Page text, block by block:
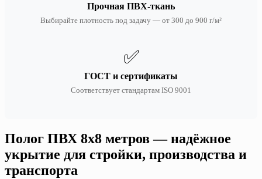
Прочная ПВХ-ткань
Выбирайте плотность под задачу — от 300 до 900 г/м²
✅
ГОСТ и сертификаты
Соответствует стандартам ISO 9001
Полог ПВХ 8х8 метров — надёжное
укрытие для стройки, производства и
транспорта